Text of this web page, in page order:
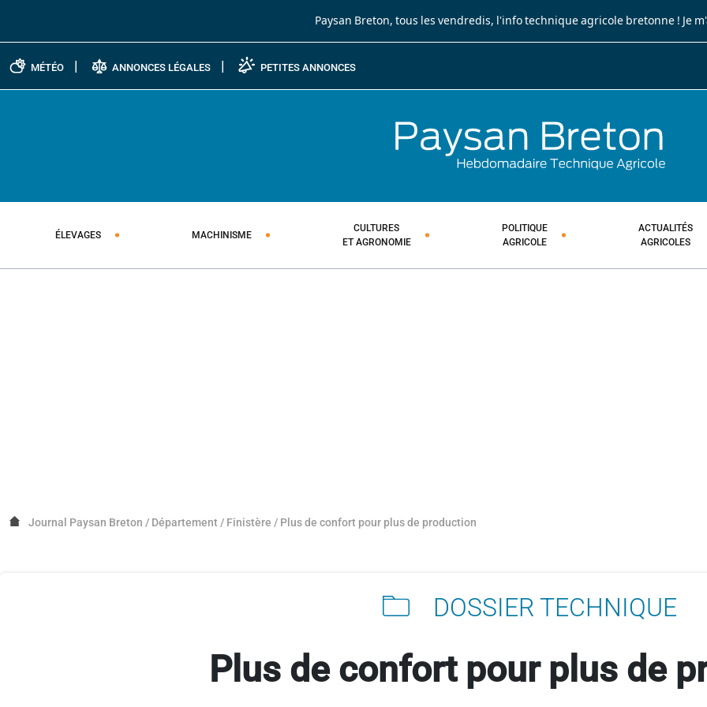
Paysan Breton, tous les vendredis, l'info technique agricole bretonne ! Je
MÉTÉO ANNONCES LÉGALES PETITES ANNONCES
ÉLEVAGES MACHINISME
CULTURES
ET AGRONOMIE
POLITIQUE
AGRICOLE
ACTUALITÉS
AGRICOLES
Journal Paysan Breton / Département / Finistère / Plus de confort pour plus de production
DOSSIER TECHNIQUE
Plus de confort pour plus de